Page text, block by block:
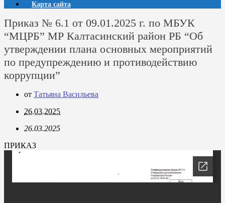
Карта сайта
Приказ № 6.1 от 09.01.2025 г. по МБУК
“МЦРБ” МР Калтасинский район РБ “Об
утверждении плана основных мероприятий
по предупреждению и противодействию
коррупции”
от Татьяна Васильева
26.03.2025
26.03.2025
ПРИКАЗ